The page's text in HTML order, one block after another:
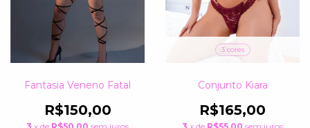
Fantasia Veneno Fatal
R$150,00
3 cores
Conjunto Kiara
R$165,00